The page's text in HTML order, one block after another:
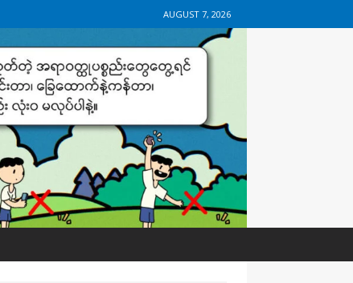
AUGUST 7, 2026